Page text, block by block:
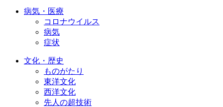
病気・医療
コロナウイルス
病気
症状
文化・歴史
ものがたり
東洋文化
西洋文化
先人の超技術